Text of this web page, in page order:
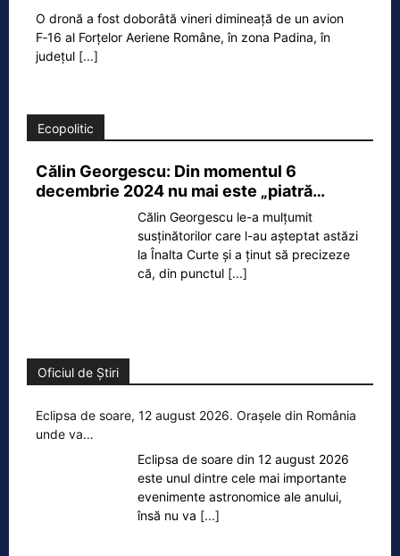
O dronă a fost doborâtă vineri dimineață de un avion
F‑16 al Forțelor Aeriene Române, în zona Padina, în
județul [...]
Ecopolitic
Călin Georgescu: Din momentul 6
decembrie 2024 nu mai este „piatră…
Călin Georgescu le-a mulțumit
susținătorilor care l-au așteptat astăzi
la Înalta Curte și a ținut să precizeze
că, din punctul [...]
Oficiul de Știri
Eclipsa de soare, 12 august 2026. Orașele din România
unde va…
Eclipsa de soare din 12 august 2026
este unul dintre cele mai importante
evenimente astronomice ale anului,
însă nu va [...]